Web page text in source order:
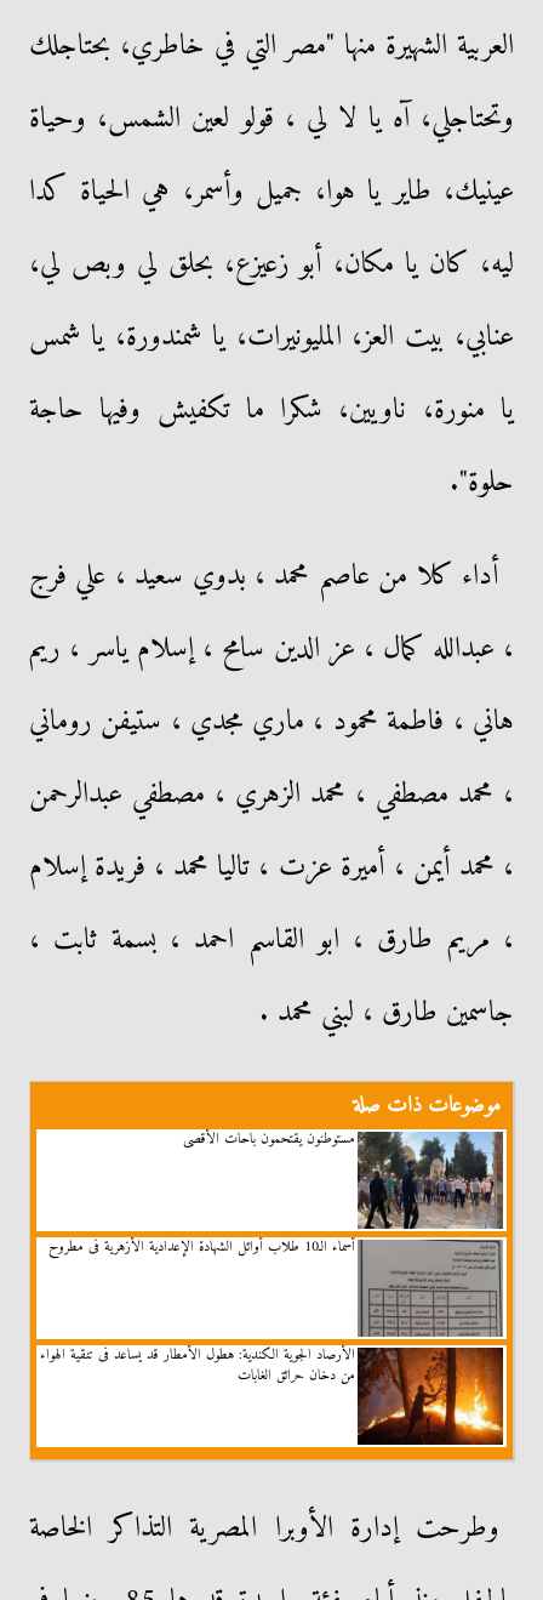
العربية الشهيرة منها "مصر التي في خاطري، بحتاجلك
وتحتاجلي، آه يا لا لي ، قولو لعين الشمس، وحياة
عينيك، طاير يا هوا، جميل وأسمر، هي الحياة كدا
ليه، كان يا مكان، أبو زعيزع، بحلق لي وبص لي،
عنابي، بيت العز، المليونيرات، يا شمندورة، يا شمس
يا منورة، ناويين، شكرا ما تكفيش وفيها حاجة
حلوة".
أداء كلا من عاصم محمد ، بدوي سعيد ، علي فرج
، عبدالله كمال ، عز الدين سامح ، إسلام ياسر ، ريم
هاني ، فاطمة محمود ، ماري مجدي ، ستيفن روماني
، محمد مصطفي ، محمد الزهري ، مصطفي عبدالرحمن
، محمد أيمن ، أميرة عزت ، تاليا محمد ، فريدة إسلام
، مريم طارق ، ابو القاسم احمد ، بسمة ثابت ،
جاسمين طارق ، لبني محمد .
موضوعات ذات صلة
مستوطنون يقتحمون باحات الأقصى
أسماء الـ10 طلاب أوائل الشهادة الإعدادية الأزهرية فى مطروح
الأرصاد الجوية الكندية: هطول الأمطار قد يساعد فى تنقية الهواء
من دخان حرائق الغابات
وطرحت إدارة الأوبرا المصرية التذاكر الخاصة